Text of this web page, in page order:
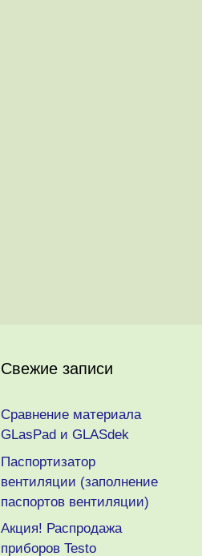
Свежие записи
Сравнение материала
GLasPad и GLASdek
Паспортизатор
вентиляции (заполнение
паспортов вентиляции)
Акция! Распродажа
приборов Testo